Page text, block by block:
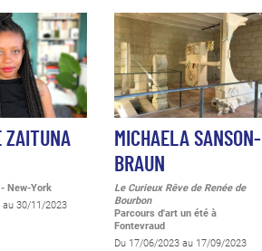
ZAITUNA
New-York
au 30/11/2023
MICHAELA SANSON-
BRAUN
Le Curieux Rêve de Renée de
Bourbon
Parcours d'art un été à
Fontevraud
Du 17/06/2023 au 17/09/2023